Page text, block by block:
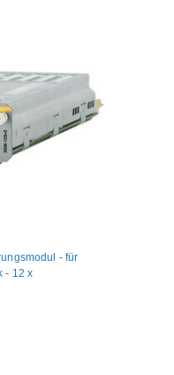
- für
- 12 x